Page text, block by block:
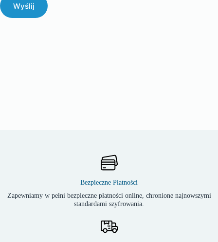
Wyślij
Bezpieczne Płatności
Zapewniamy w pełni bezpieczne płatności online, chronione najnowszymi
standardami szyfrowania.